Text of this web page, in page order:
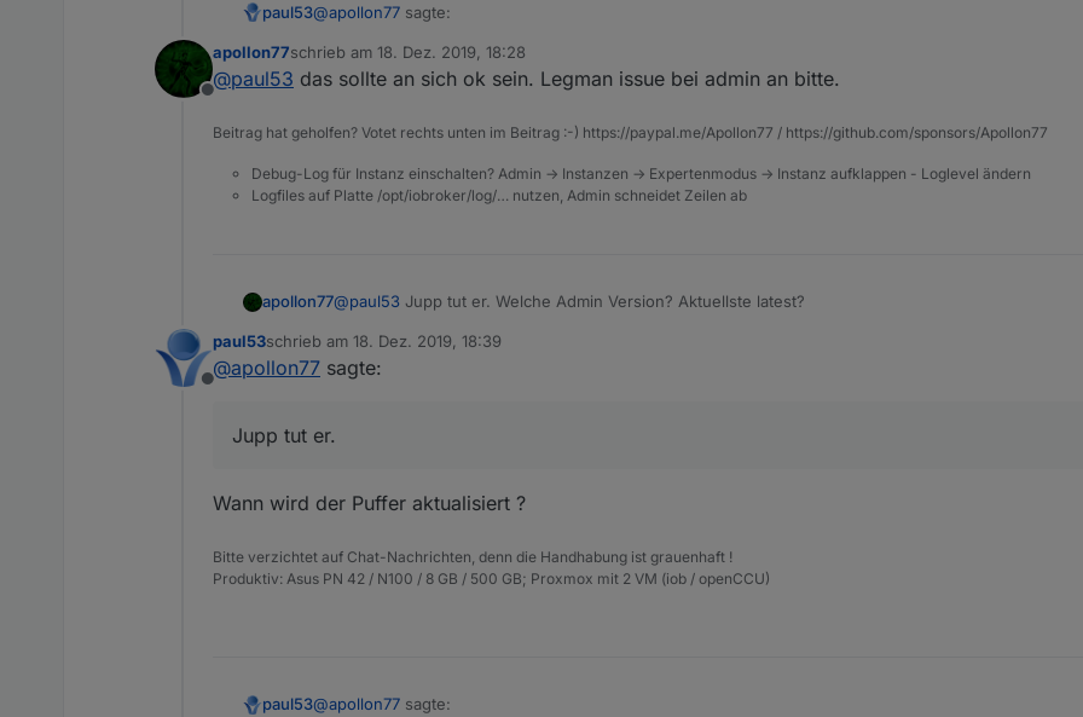
paul53@apollon77 sagte:
Welche Admin Version?
3.6.12
Offline
apollon77schrieb am 18. Dez. 2019, 18:28
zuletzt editiert von
@paul53 das sollte an sich ok sein. Legman issue bei admin an bitte.
Beitrag hat geholfen? Votet rechts unten im Beitrag :-) https://paypal.me/Apollon77 / https://github.com/sponsors/Apollon77
Debug-Log für Instanz einschalten? Admin -> Instanzen -> Expertenmodus -> Instanz aufklappen - Loglevel ändern
Logfiles auf Platte /opt/iobroker/log/… nutzen, Admin schneidet Zeilen ab
apollon77@paul53 Jupp tut er. Welche Admin Version? Aktuellste latest?
Offline
paul53schrieb am 18. Dez. 2019, 18:39
zuletzt editiert von
@apollon77 sagte:
Jupp tut er.
Wann wird der Puffer aktualisiert ?
Bitte verzichtet auf Chat-Nachrichten, denn die Handhabung ist grauenhaft !
Produktiv: Asus PN 42 / N100 / 8 GB / 500 GB; Proxmox mit 2 VM (iob / openCCU)
paul53@apollon77 sagte: